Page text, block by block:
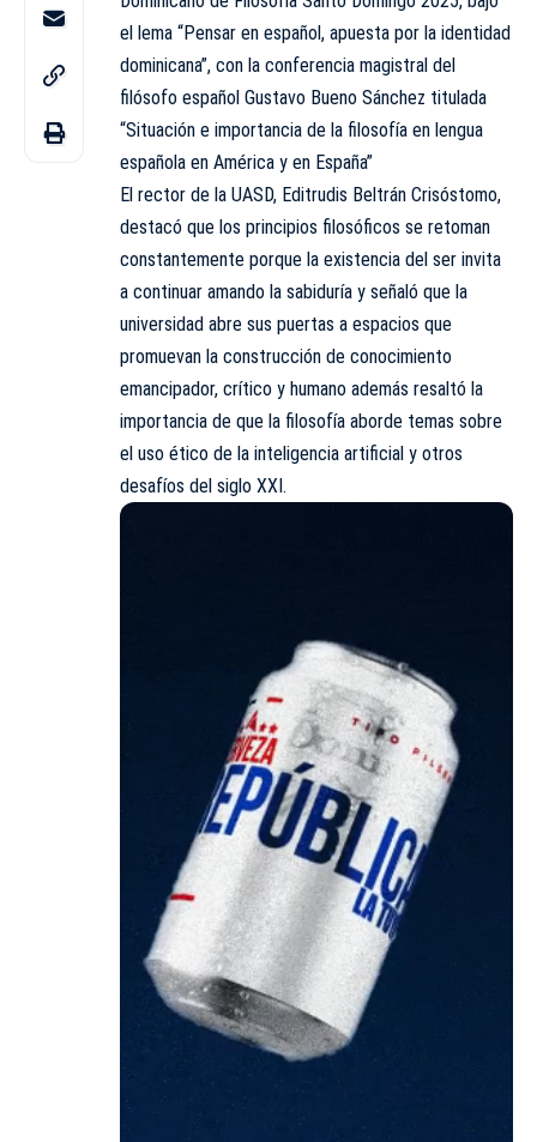
el lema “Pensar en español, apuesta por la identidad
dominicana”, con la conferencia magistral del
filósofo español Gustavo Bueno Sánchez titulada
“Situación e importancia de la filosofía en lengua
española en América y en España”
El rector de la UASD, Editrudis Beltrán Crisóstomo,
destacó que los principios filosóficos se retoman
constantemente porque la existencia del ser invita
a continuar amando la sabiduría y señaló que la
universidad abre sus puertas a espacios que
promuevan la construcción de conocimiento
emancipador, crítico y humano además resaltó la
importancia de que la filosofía aborde temas sobre
el uso ético de la inteligencia artificial y otros
desafíos del siglo XXI.